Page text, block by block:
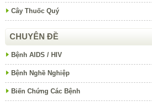
Cây Thuốc Quý
CHUYÊN ĐỀ
Bệnh AIDS / HIV
Bệnh Nghề Nghiệp
Biến Chứng Các Bệnh